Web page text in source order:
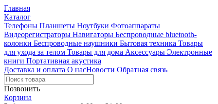
Главная
Каталог
Телефоны Планшеты Ноутбуки Фотоаппараты
Видеорегистраторы Навигаторы Беспроводные bluetooth-
колонки Беспроводные наушники Бытовая техника Товары
для ухода за телом Товары для дома Аксессуары Электронные
книги Портативная акустика
Доставка и оплата О насНовости Обратная связь
Позвонить
Корзина